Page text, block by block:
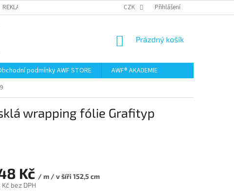
REKLAMACE A VRÁCENÍ ZBOŽÍ CZK Přihlášení
NÁKUPNÍ
Prázdný košík
podmínky AWF STORE
AWF® AKADEMIE
wrapping fólie Grafityp
Kč / m / v šíři 152,5 cm
bez DPH